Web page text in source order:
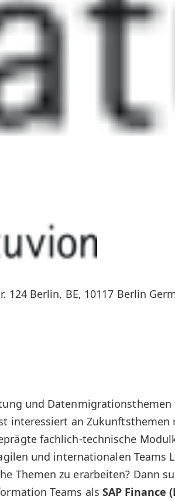
124 Berlin, BE, 10117 Berlin
und Datenmigrationsthemen
interessiert an Zukunftsthemen
fachlich-technische
und internationalen Teams
Themen zu erarbeiten? Dann
Teams alsSAP Finance